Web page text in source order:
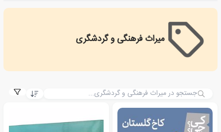
میراث فرهنگی و گردشگری
Cultural Heritage And Tourism